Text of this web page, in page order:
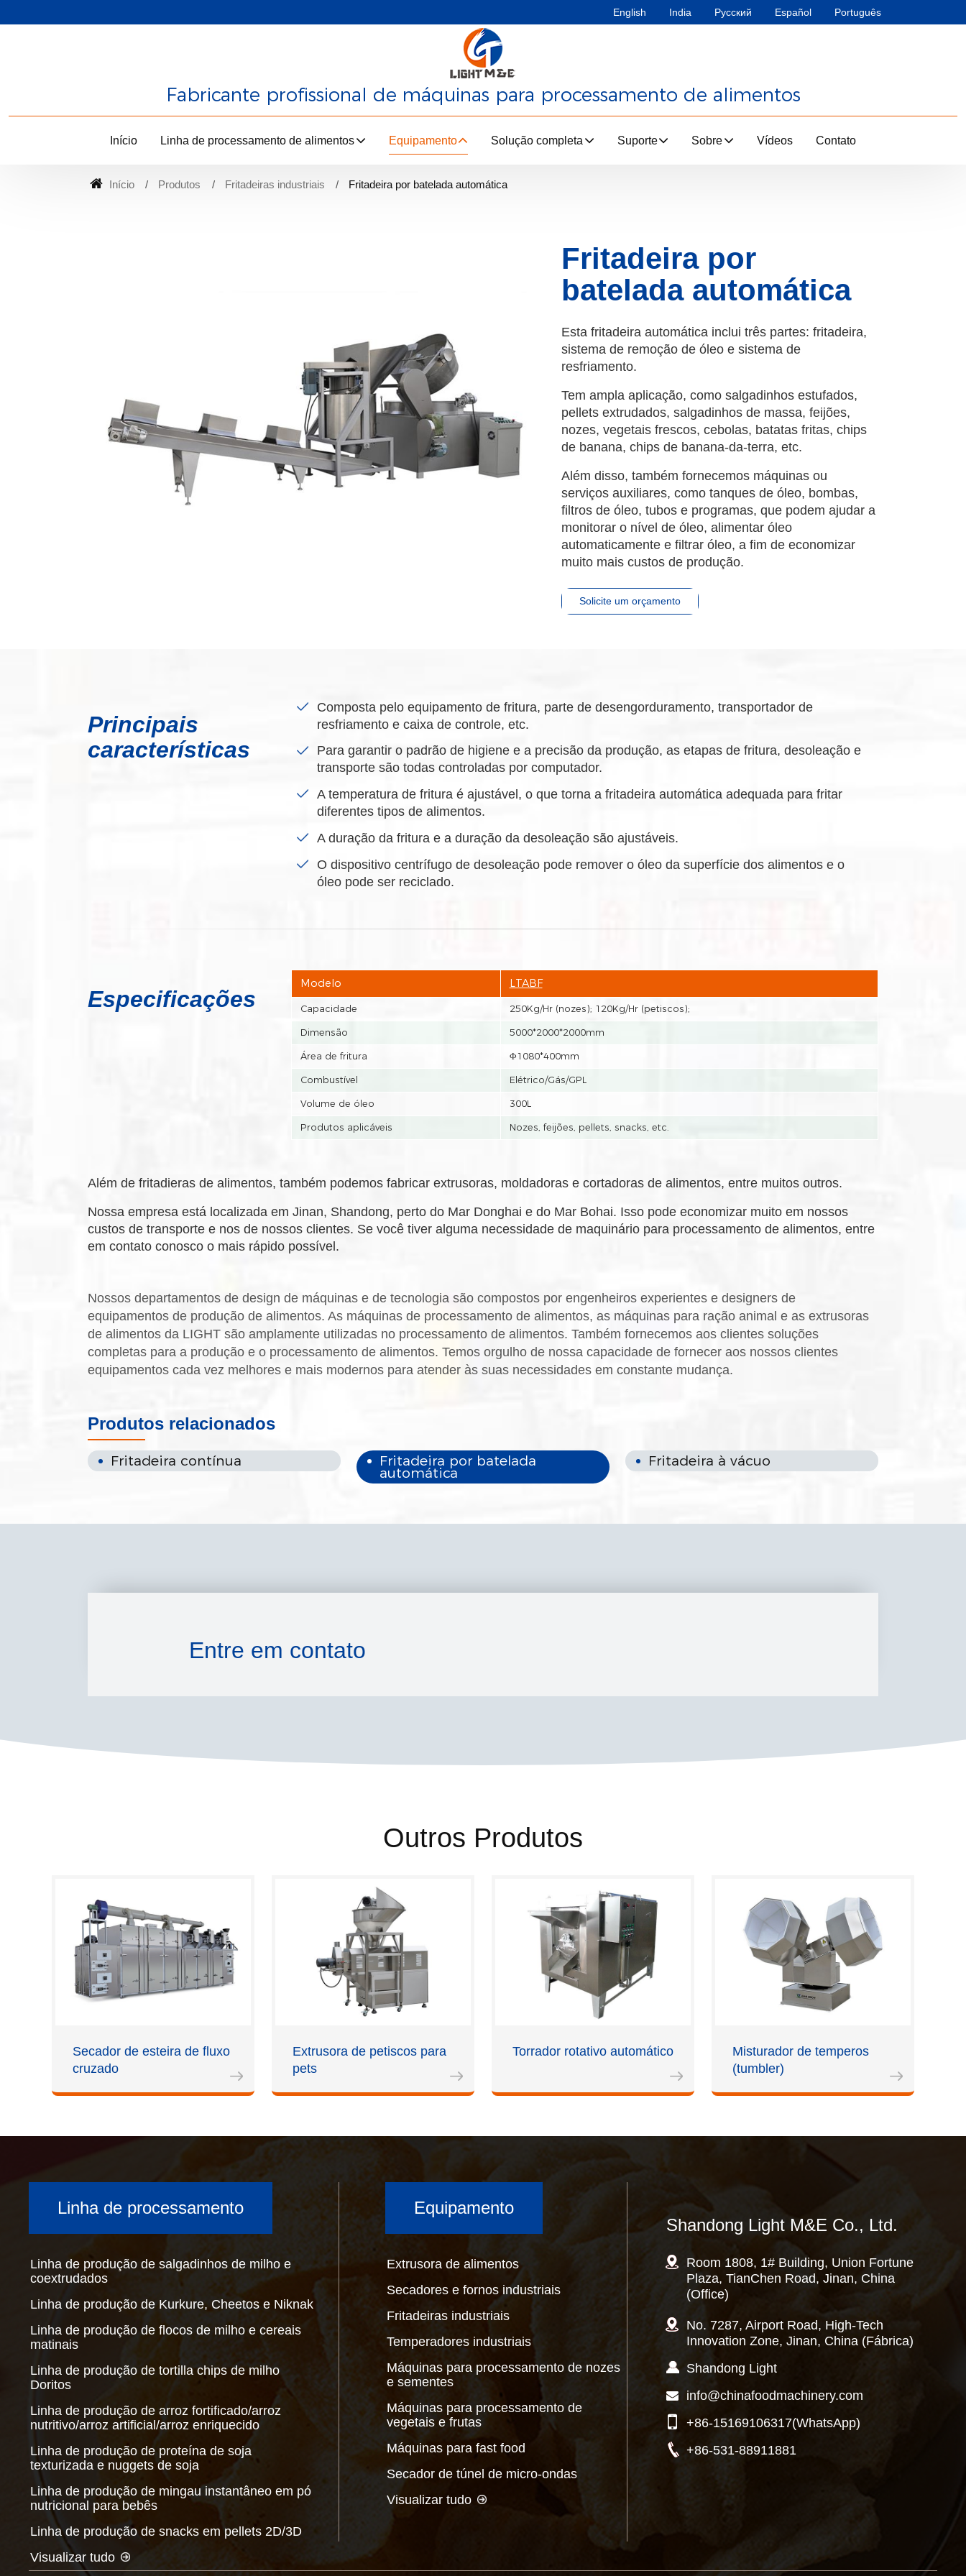
English India Русский Español Português
Fabricante profissional de máquinas para processamento de alimentos
Início Linha de processamento de alimentos Equipamento Solução completa Suporte Sobre Vídeos Contato
Início Produtos Fritadeiras industriais Fritadeira por batelada automática
Fritadeira por
batelada automática
Esta fritadeira automática inclui três partes: fritadeira,
sistema de remoção de óleo e sistema de
resfriamento.
Tem ampla aplicação, como salgadinhos estufados,
pellets extrudados, salgadinhos de massa, feijões,
nozes, vegetais frescos, cebolas, batatas fritas, chips
de banana, chips de banana-da-terra, etc.
Além disso, também fornecemos máquinas ou
serviços auxiliares, como tanques de óleo, bombas,
filtros de óleo, tubos e programas, que podem ajudar a
monitorar o nível de óleo, alimentar óleo
automaticamente e filtrar óleo, a fim de economizar
muito mais custos de produção.
Solicite um orçamento
Principais
características
Composta pelo equipamento de fritura, parte de desengorduramento, transportador de
resfriamento e caixa de controle, etc.
Para garantir o padrão de higiene e a precisão da produção, as etapas de fritura, desoleação e
transporte são todas controladas por computador.
A temperatura de fritura é ajustável, o que torna a fritadeira automática adequada para fritar
diferentes tipos de alimentos.
A duração da fritura e a duração da desoleação são ajustáveis.
O dispositivo centrífugo de desoleação pode remover o óleo da superfície dos alimentos e o
óleo pode ser reciclado.
Especificações
Modelo LTABF
Capacidade 250Kg/Hr (nozes); 120Kg/Hr (petiscos);
Dimensão 5000*2000*2000mm
Área de fritura Φ1080*400mm
Combustível Elétrico/Gás/GPL
Volume de óleo 300L
Produtos aplicáveis Nozes, feijões, pellets, snacks, etc.
Além de fritadieras de alimentos, também podemos fabricar extrusoras, moldadoras e cortadoras de alimentos, entre muitos outros.
Nossa empresa está localizada em Jinan, Shandong, perto do Mar Donghai e do Mar Bohai. Isso pode economizar muito em nossos
custos de transporte e nos de nossos clientes. Se você tiver alguma necessidade de maquinário para processamento de alimentos, entre
em contato conosco o mais rápido possível.
Nossos departamentos de design de máquinas e de tecnologia são compostos por engenheiros experientes e designers de
equipamentos de produção de alimentos. As máquinas de processamento de alimentos, as máquinas para ração animal e as extrusoras
de alimentos da LIGHT são amplamente utilizadas no processamento de alimentos. Também fornecemos aos clientes soluções
completas para a produção e o processamento de alimentos. Temos orgulho de nossa capacidade de fornecer aos nossos clientes
equipamentos cada vez melhores e mais modernos para atender às suas necessidades em constante mudança.
Produtos relacionados
Fritadeira contínua Fritadeira por batelada
automática
Fritadeira à vácuo
Entre em contato
Outros Produtos
Secador de esteira de fluxo
cruzado
Extrusora de petiscos para
pets
Torrador rotativo automático
Misturador de temperos
(tumbler)
Linha de processamento
Linha de produção de salgadinhos de milho e
coextrudados
Linha de produção de Kurkure, Cheetos e Niknak
Linha de produção de flocos de milho e cereais
matinais
Linha de produção de tortilla chips de milho
Doritos
Linha de produção de arroz fortificado/arroz
nutritivo/arroz artificial/arroz enriquecido
Linha de produção de proteína de soja
texturizada e nuggets de soja
Linha de produção de mingau instantâneo em pó
nutricional para bebês
Linha de produção de snacks em pellets 2D/3D
Visualizar tudo
Equipamento
Extrusora de alimentos
Secadores e fornos industriais
Fritadeiras industriais
Temperadores industriais
Máquinas para processamento de nozes
e sementes
Máquinas para processamento de
vegetais e frutas
Máquinas para fast food
Secador de túnel de micro-ondas
Visualizar tudo
Shandong Light M&E Co., Ltd.
Room 1808, 1# Building, Union Fortune
Plaza, TianChen Road, Jinan, China
(Office)
No. 7287, Airport Road, High-Tech
Innovation Zone, Jinan, China (Fábrica)
Shandong Light
info@chinafoodmachinery.com
+86-15169106317(WhatsApp)
+86-531-88911881